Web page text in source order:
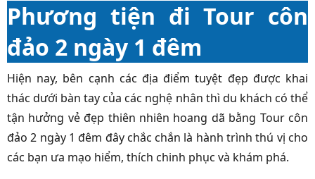
Phương tiện đi Tour côn
đảo 2 ngày 1 đêm
Hiện nay, bên cạnh các địa điểm tuyệt đẹp được khai
thác dưới bàn tay của các nghệ nhân thì du khách có thể
tận hưởng vẻ đẹp thiên nhiên hoang dã bằng Tour côn
đảo 2 ngày 1 đêm đây chắc chắn là hành trình thú vị cho
các bạn ưa mạo hiểm, thích chinh phục và khám phá.